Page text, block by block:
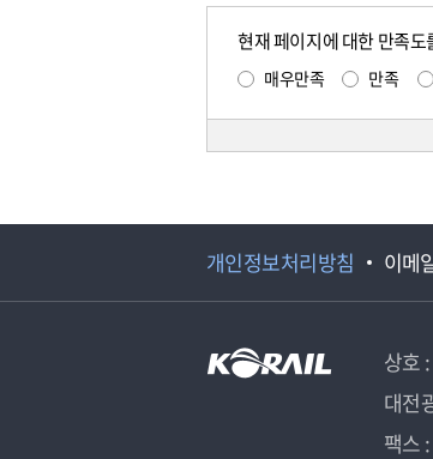
현재 페이지에 대한 만족
매우만족 만족
개인정보처리방침 이메
상호
대전
팩스